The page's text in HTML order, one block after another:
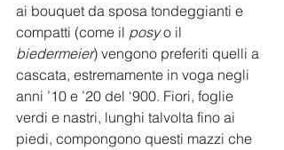
ai bouquet da sposa tondeggianti e
compatti (come il posy o il
biedermeier) vengono preferiti quelli a
cascata, estremamente in voga negli
anni ’10 e ’20 del ‘900. Fiori, foglie
verdi e nastri, lunghi talvolta fino ai
piedi, compongono questi mazzi che